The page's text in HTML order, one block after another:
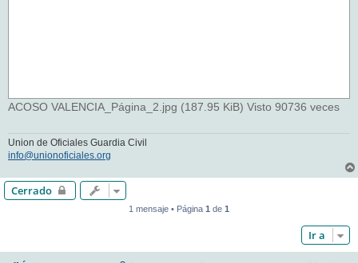
ACOSO VALENCIA_Página_2.jpg (187.95 KiB) Visto 90736 veces
Union de Oficiales Guardia Civil
info@unionoficiales.org
Cerrado
1 mensaje • Página 1 de 1
Ir a